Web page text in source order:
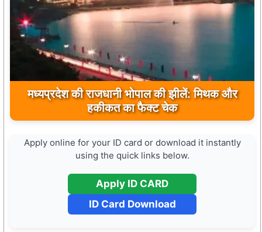
मध्यप्रदेश की राजधानी भोपाल की झीलें: मिथक और
हकीकत का फैक्ट चेक
मुख्यमंत्री डॉ. मोहन यादव ने मऊगंज के बहुती जलप्रपात
का अवलोकन कर पर्यटन विकास की दिशा में उठाया कदम
Apply online for your ID card or download it instantly
using the quick links below.
Apply ID CARD
ID Card Download